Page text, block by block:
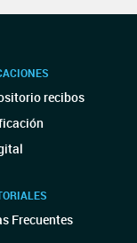
recibos
Frecuentes